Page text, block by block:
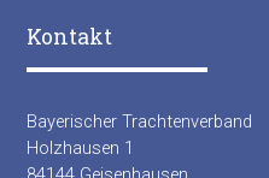
Kontakt
Bayerischer Trachtenverband
Holzhausen 1